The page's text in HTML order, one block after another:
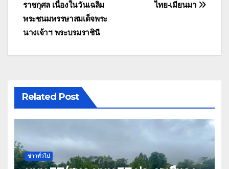
ไทย-เมียนมา
ราชกุศล เนื่องในวันเฉลิม
พระชนมพรรษาสมเด็จพระ
นางเจ้าฯ พระบรมราชินี
Related Post
ข่าวทั่วไป